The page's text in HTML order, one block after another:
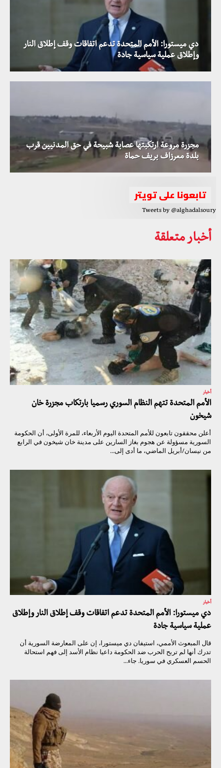
دي ميستورا: الأمم المتحدة تدعم اتفاقات وقف إطلاق النار
وإطلاق عملية سياسية جادة
مجزرة مروعة ارتكبتها عصابة شبيحة في حق المدنيين قرب
بلدة معرزاف بريف حماة
تابعونا على تويتر
Tweets by @alghadalsoury
أخبار متعلقة
أخبار
الأمم المتحدة تتهم النظام السوري رسميا بارتكاب مجزرة خان
شيخون
أعلن محققون تابعون للأمم المتحدة اليوم الأربعاء، للمرة الأولى، أن الحكومة
السورية مسؤولة عن هجوم بغاز السارين على مدينة خان شيخون في الرابع
من نيسان/أبريل الماضي، ما أدى إلى...
أخبار
دي ميستورا: الأمم المتحدة تدعم اتفاقات وقف إطلاق النار وإطلاق
عملية سياسية جادة
قال المبعوث الأممي، استيفان دي ميستورا، إن على المعارضة السورية أن
تدرك أنها لم تربح الحرب ضد الحكومة داعيا نظام الأسد إلى فهم استحالة
الحسم العسكري في سوريا. جاء...